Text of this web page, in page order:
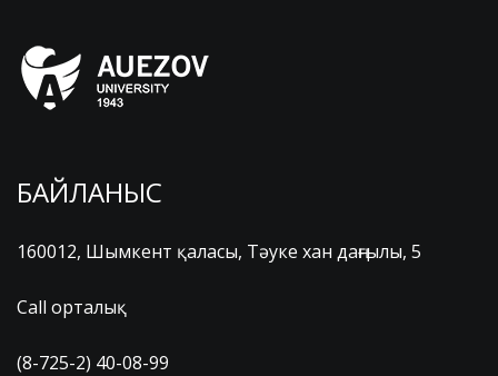
БАЙЛАНЫС
160012, Шымкент қаласы, Тәуке хан даңғылы, 5
Call орталық
(8-725-2) 40-08-99